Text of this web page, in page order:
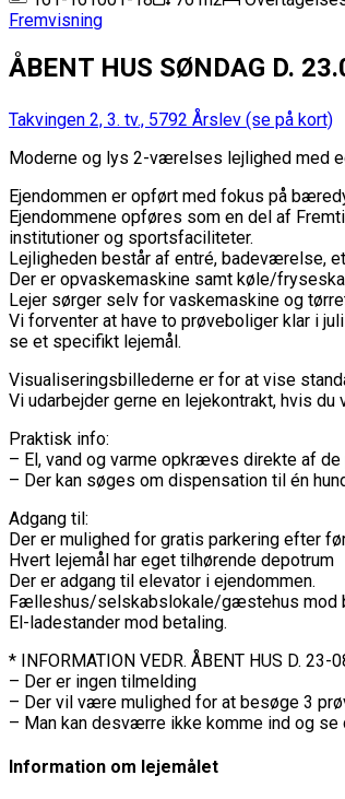
Fremvisning
ÅBENT HUS SØNDAG D.
Takvingen 2, 3. tv., 5792 Årslev (se på kort)
Moderne og lys 2-værelses lejlighed med
Ejendommen er opført med fokus på
Ejendommene opføres som en del af
institutioner og sportsfaciliteter.
Lejligheden består af entré, badeværelse,
Der er opvaskemaskine samt køle/
Lejer sørger selv for vaskemaskine og
Vi forventer at have to prøveboliger klar i
se et specifikt lejemål.
Visualiseringsbillederne er for at vise
Vi udarbejder gerne en lejekontrakt, hvis
Praktisk info:
– El, vand og varme opkræves direkte af
– Der kan søges om dispensation til én
Adgang til:
Der er mulighed for gratis parkering efter
Hvert lejemål har eget tilhørende depotrum
Der er adgang til elevator i ejendommen.
Fælleshus/selskabslokale/gæstehus mod
El-ladestander mod betaling.
* INFORMATION VEDR. ÅBENT HUS D.
– Der er ingen tilmelding
– Der vil være mulighed for at besøge 3
– Man kan desværre ikke komme ind og
Information om lejemålet